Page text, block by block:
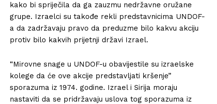
kako bi spriječila da ga zauzmu nedržavne oružane
grupe. Izraelci su takođe rekli predstavnicima UNDOF-
a da zadržavaju pravo da preduzme bilo kakvu akciju
protiv bilo kakvih prijetnji državi Izrael.
“Mirovne snage u UNDOF-u obavijestile su izraelske
kolege da će ove akcije predstavljati kršenje”
sporazuma iz 1974. godine. Izrael i Sirija moraju
nastaviti da se pridržavaju uslova tog sporazuma iz